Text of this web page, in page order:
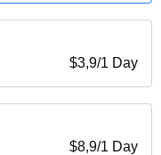
$3,9/1 Day
$8,9/1 Day